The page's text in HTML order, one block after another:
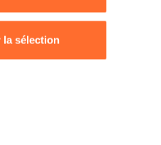
sélection